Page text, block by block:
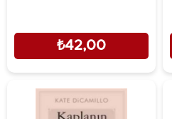
₺42,00